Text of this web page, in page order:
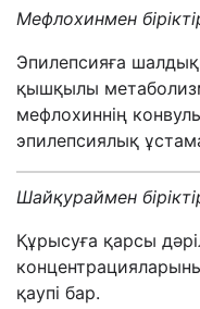
Мефлохинмен
Эпилепсияға
қышқылы
мефлохиннің
эпилепсиялық
Шайқураймен
Құрысуға қарсы
қаупі бар.